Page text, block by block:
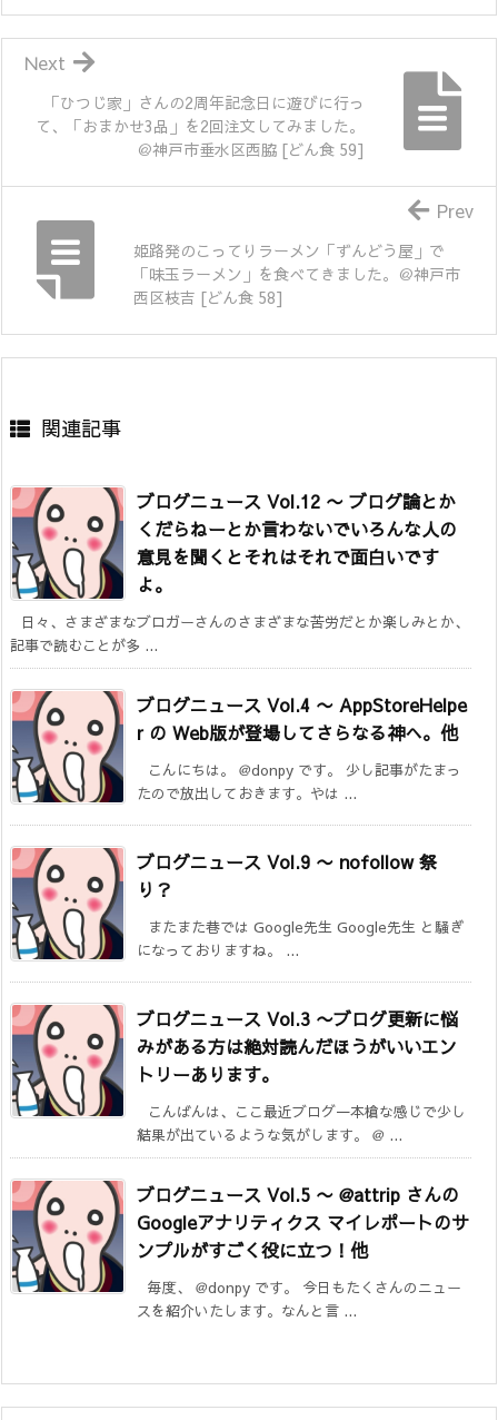
「ひつじ家」さんの2周年記念日に遊びに行っ
て、「おまかせ3品」を2回注文してみました。
＠神戸市垂水区西脇 [どん食 59]
Next
姫路発のこってりラーメン「ずんどう屋」で
「味玉ラーメン」を食べてきました。＠神戸市
西区枝吉 [どん食 58]
Prev
関連記事
ブログニュース Vol.12 〜 ブログ論とか
くだらねーとか言わないでいろんな人の
意見を聞くとそれはそれで面白いです
よ。
日々、さまざまなブロガーさんのさまざまな苦労だとか楽しみとか、
記事で読むことが多 ...
ブログニュース Vol.4 〜 AppStoreHelpe
r の Web版が登場してさらなる神へ。他
こんにちは。 @donpy です。 少し記事がたまっ
たので放出しておきます。やは ...
ブログニュース Vol.9 〜 nofollow 祭
り？
またまた巷では Google先生 Google先生 と騒ぎ
になっておりますね。 ...
ブログニュース Vol.3 〜ブログ更新に悩
みがある方は絶対読んだほうがいいエン
トリーあります。
こんばんは、ここ最近ブログ一本槍な感じで少し
結果が出ているような気がします。 @ ...
ブログニュース Vol.5 〜 @attrip さんの
Googleアナリティクス マイレポートのサ
ンプルがすごく役に立つ！他
毎度、 @donpy です。 今日もたくさんのニュー
スを紹介いたします。なんと言 ...